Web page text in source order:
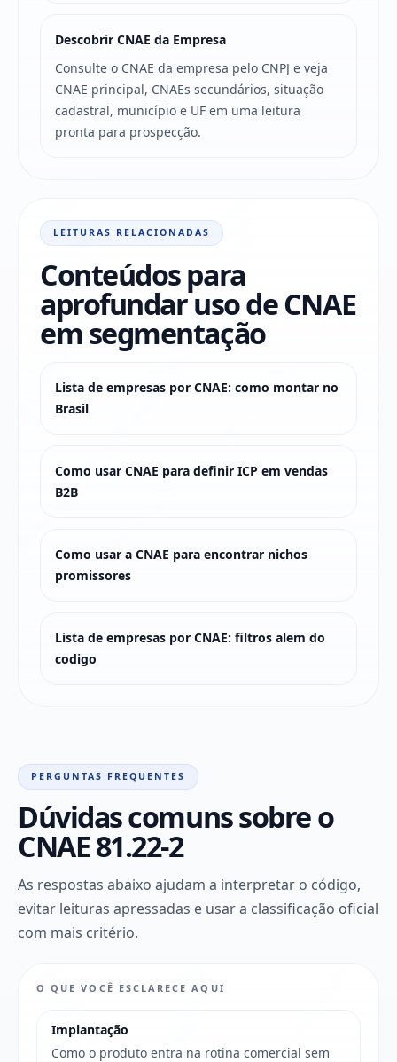
Descobrir CNAE da Empresa
Consulte o CNAE da empresa pelo CNPJ e veja
CNAE principal, CNAEs secundários, situação
cadastral, município e UF em uma leitura
pronta para prospecção.
LEITURAS RELACIONADAS
Conteúdos para
aprofundar uso de CNAE
em segmentação
Lista de empresas por CNAE: como montar no
Brasil
Como usar CNAE para definir ICP em vendas
B2B
Como usar a CNAE para encontrar nichos
promissores
Lista de empresas por CNAE: filtros alem do
codigo
PERGUNTAS FREQUENTES
Dúvidas comuns sobre o
CNAE 81.22-2
As respostas abaixo ajudam a interpretar o código,
evitar leituras apressadas e usar a classificação oficial
com mais critério.
O QUE VOCÊ ESCLARECE AQUI
Implantação
Como o produto entra na rotina comercial sem